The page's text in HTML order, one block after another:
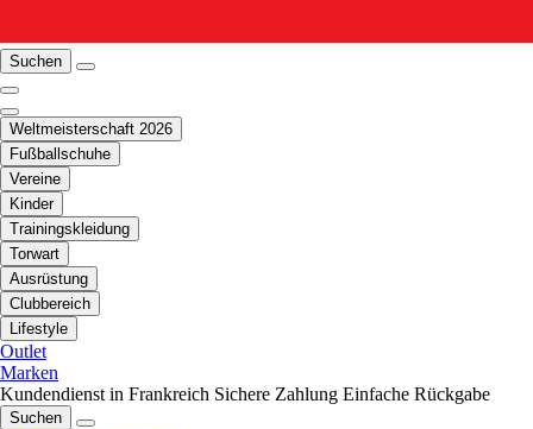
Suchen
Weltmeisterschaft 2026
Fußballschuhe
Vereine
Kinder
Trainingskleidung
Torwart
Ausrüstung
Clubbereich
Lifestyle
Outlet
Marken
Kundendienst in Frankreich Sichere Zahlung Einfache Rückgabe
Suchen